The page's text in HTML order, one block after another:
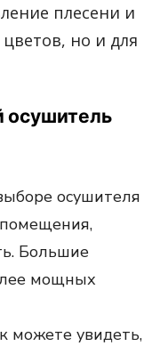
плесени и
но и для
осушитель
осушителя
Большие
мощных
можете увидеть,